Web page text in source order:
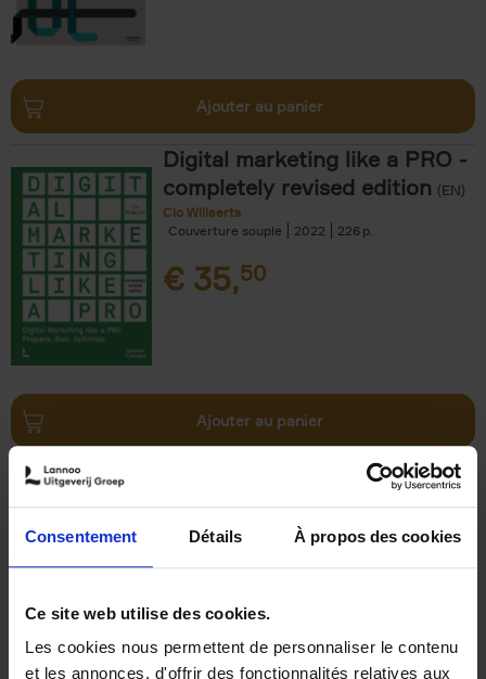
Consentement Détails À propos des cookies
Ce site web utilise des cookies.
Les cookies nous permettent de personnaliser le contenu
et les annonces, d'offrir des fonctionnalités relatives aux
Ajouter au panier
Digital marketing like a PRO -
completely revised edition (EN)
Clo Willaerts
Couverture souple
2022 226
€ 35,50
Ajouter au panier
The Big Book of Retail
Design (EN)
Katelijn Quartier
Couverture souple
2023 288